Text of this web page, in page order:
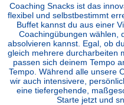
Coaching Snacks ist das
flexibel und selbstbestimmt
Buffet kannst du aus einer
Coachingübungen wählen,
absolvieren kannst. Egal, ob
gleich mehrere durcharbeiten
passen sich deinem Tempo
Tempo. Während alle unsere
wir auch intensivere,
eine tiefergehende,
Starte jetzt und